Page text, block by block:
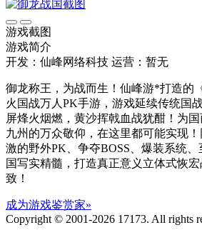
游戏截图
游戏简介
开发：仙峰网络科技 运营：暂无
御龙称王，为战而生！仙峰游*打造的
火国战万人PK手游，游戏延续传统国
屏烽火烟燃，黄沙挥戟血战犹酣！为
九州的万众敬仰，在这里都可能实现
激的野外PK、争夺BOSS、爆装系统
国写实精髓，打造真正意义立体式恢
致！
成为游戏鉴赏家»
Copyright © 2001-2026 17173. All rights